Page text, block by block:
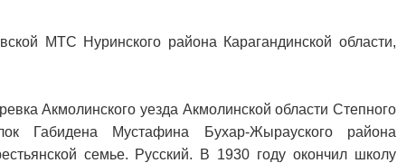
МТС Нуринского района Карагандинской области,
Акмолинского уезда Акмолинской области Степного
Габидена Мустафина Бухар-Жырауского района
семье. Русский. В 1930 году окончил школу